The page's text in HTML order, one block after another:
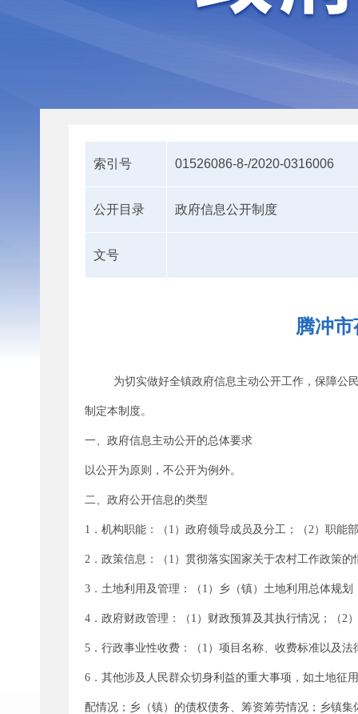
索引号 01526086-8-/2020-0316006
公开目录 政府信息公开制度
文号
腾冲
为切实做好全镇政府信息主动公开工作，保障公
制定本制度。
一、政府信息主动公开的总体要求
以公开为原则，不公开为例外。
二、政府公开信息的类型
1．机构职能：（1）政府领导成员及分工；（2）职能
2．政策信息：（1）贯彻落实国家关于农村工作政策
3．土地利用及管理：（1）乡（镇）土地利用总体规
4．政府财政管理：（1）财政预算及其执行情况；（2
5．行政事业性收费：（1）项目名称、收费标准以及
6．其他涉及人民群众切身利益的重大事项，如土地征
配情况；乡（镇）的债权债务、筹资筹劳情况；乡镇